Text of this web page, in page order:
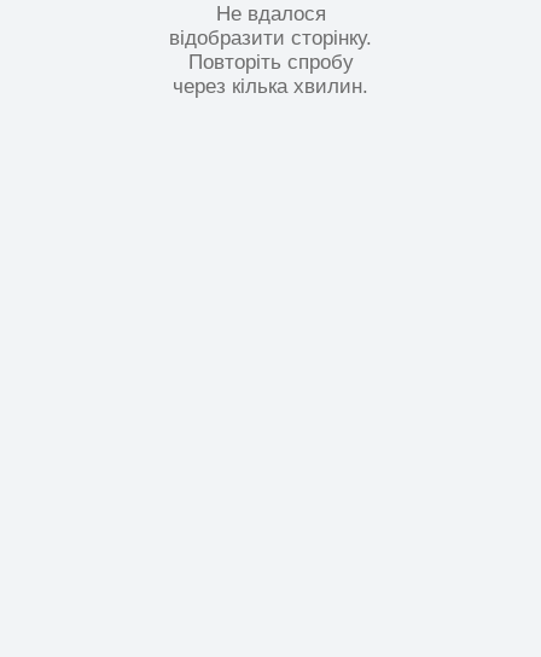
Не вдалося
відобразити сторінку.
Повторіть спробу
через кілька хвилин.